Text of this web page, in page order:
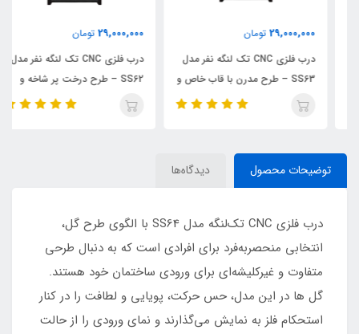
29,000,000 تومان
درب فلزی CNC تک لنگه نفر مدل
SS63 – طرح مدرن با قاب خاص و
خطوط مینیمال
29,000,000 تومان
درب فلزی CNC تک لنگه نفر مدل
SS62 – طرح درخت پر شاخه و
توضیحات محصول دیدگاه‌ها
درب فلزی CNC تک‌لنگه مدل SS64 با الگوی طرح گل،
انتخابی منحصربه‌فرد برای افرادی است که به دنبال طرحی
متفاوت و غیرکلیشه‌ای برای ورودی ساختمان خود هستند.
گل ها در این مدل، حس حرکت، پویایی و لطافت را در کنار
استحکام فلز به نمایش می‌گذارند و نمای ورودی را از حالت